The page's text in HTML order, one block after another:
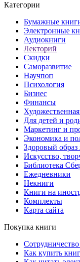
Категории
Бумажные
Электронные
Аудиокниги
Лекторий
Скидки
Саморазвитие
Научпоп
Психология
Бизнес
Финансы
Для детей и
Маркетинг и
Экономика и
Здоровый
Искусство,
Библиотека
Ежедневники
Некниги
Книги на
Комплекты
Карта сайта
Покупка книги
Как купить